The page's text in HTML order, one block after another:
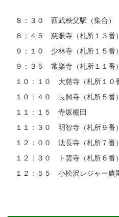
８：３０ 西武秩父駅（集合）
８：４５ 慈眼寺（札所１３番）
９：１０ 少林寺（札所１５番）
９：３５ 常楽寺（札所１１番）
１０：１０ 大慈寺（札所１０
１０：４０ 長興寺（札所５番）
１１：１５ 寺坂棚田
１１：３０ 明智寺（札所９番）
１２：００ 法長寺（札所７番）
１２：３０ ト雲寺（札所６番）
１２：５５ 小松沢レジャー農